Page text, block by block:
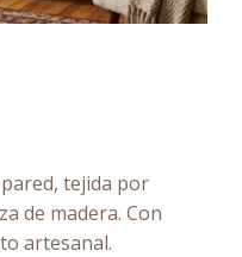
tejida por
de madera. Con
artesanal.